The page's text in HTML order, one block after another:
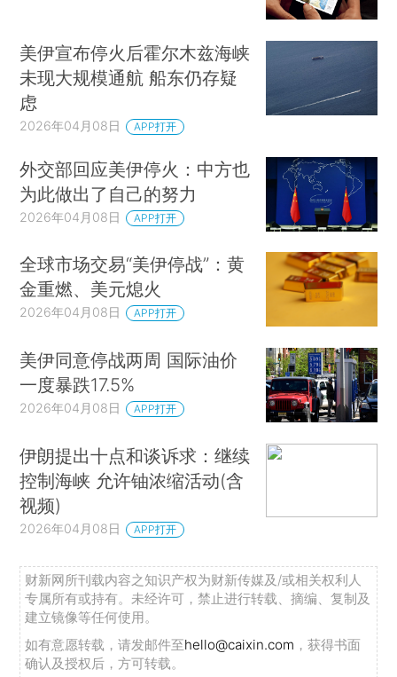
美伊宣布停火后霍尔木兹海峡
未现大规模通航 船东仍存疑
虑
2026年04月08日 APP打开
外交部回应美伊停火：中方也
为此做出了自己的努力
2026年04月08日 APP打开
全球市场交易“美伊停战”：黄
金重燃、美元熄火
2026年04月08日 APP打开
美伊同意停战两周 国际油价
一度暴跌17.5%
2026年04月08日 APP打开
伊朗提出十点和谈诉求：继续
控制海峡 允许铀浓缩活动(含
视频)
2026年04月08日 APP打开
财新网所刊载内容之知识产权为财新传媒及/或相关权利人
专属所有或持有。未经许可，禁止进行转载、摘编、复制及
建立镜像等任何使用。
如有意愿转载，请发邮件至hello@caixin.com ，获得书面
确认及授权后，方可转载。